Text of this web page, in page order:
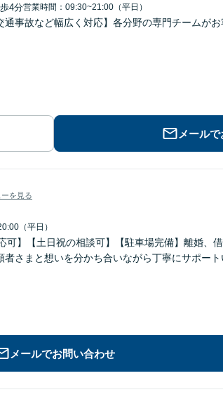
4分営業時間：09:30~21:00（平日）
通事故など幅広く対応】各分野の専門チームがお
メール
を見る
（平日）
可】【土日祝の相談可】【駐車場完備】離婚、
さまと想いを分かち合いながら丁寧にサポー
メールでお問い合わせ